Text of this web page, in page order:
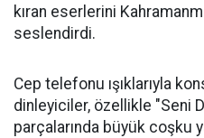
kıran eserlerini
seslendirdi.
Cep telefonu ışıklarıyla
dinleyiciler, özellikle "Seni
parçalarında büyük coşku